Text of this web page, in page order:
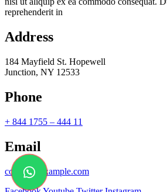
reprehenderit in
Address
184 Mayfield St. Hopewell
Junction, NY 12533
Phone
+ 844 1755 – 444 11
Email
contact@example.com